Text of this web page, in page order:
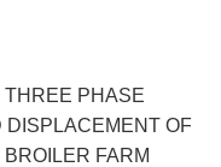
THREE PHASE
DISPLACEMENT OF
FARM